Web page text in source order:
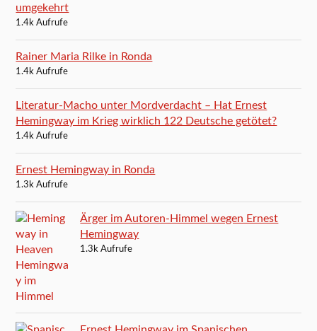
umgekehrt
1.4k Aufrufe
Rainer Maria Rilke in Ronda
1.4k Aufrufe
Literatur-Macho unter Mordverdacht – Hat Ernest
Hemingway im Krieg wirklich 122 Deutsche getötet?
1.4k Aufrufe
Ernest Hemingway in Ronda
1.3k Aufrufe
Ärger im Autoren-Himmel wegen Ernest
Hemingway
1.3k Aufrufe